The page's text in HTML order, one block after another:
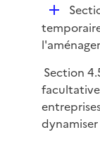
i
e
r
D
é
p
i
e
r
Section
dynamiser